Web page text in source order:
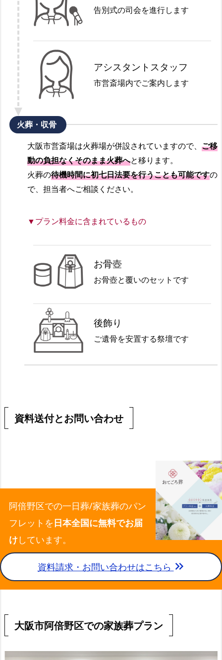
告別式の司会を進行します
アシスタントスタッフ
市営斎場内でご案内します
火葬・収骨
大阪市営斎場は火葬場が併設されていますので、 ご移
動の負担なくそのまま火葬へと移ります。
火葬の待機時間に初七日法要を行うことも可能ですの
で、担当者へご相談ください。
▼プラン料金に含まれているもの
お骨壺
お骨壺と覆いのセットです
後飾り
ご遺骨を安置する祭壇です
資料送付とお問い合わせ
阿倍野区での一日葬/家族葬のパン
フレットを日本全国に無料でお届
けしています。
資料請求・お問い合わせはこちら keyboard_double_arrow_right
大阪市阿倍野区での家族葬プラン